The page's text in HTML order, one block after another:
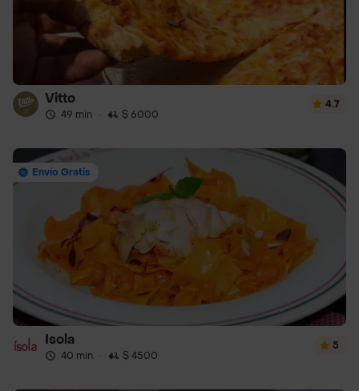
Vitto
49 min · $ 6000
4.7
Envío Gratis
Isola
40 min · $ 4500
5